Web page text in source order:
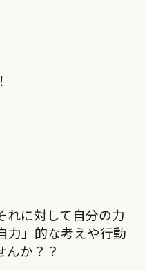
れに対して自分の力
力」的な考えや行動
んか？？